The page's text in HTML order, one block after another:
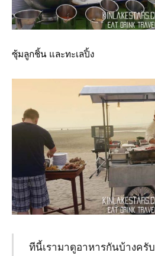
ซุ้มลูกชิ้น และทะเลปิ้ง
ทีนี้เรามาดูอาหารกันบ้างครับ